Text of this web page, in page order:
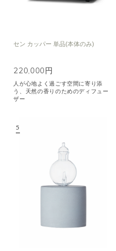
セン カッパー 単品(本体のみ)
220,000円
人が心地よく過ごす空間に寄り添
う、天然の香りのためのディフュー
ザー